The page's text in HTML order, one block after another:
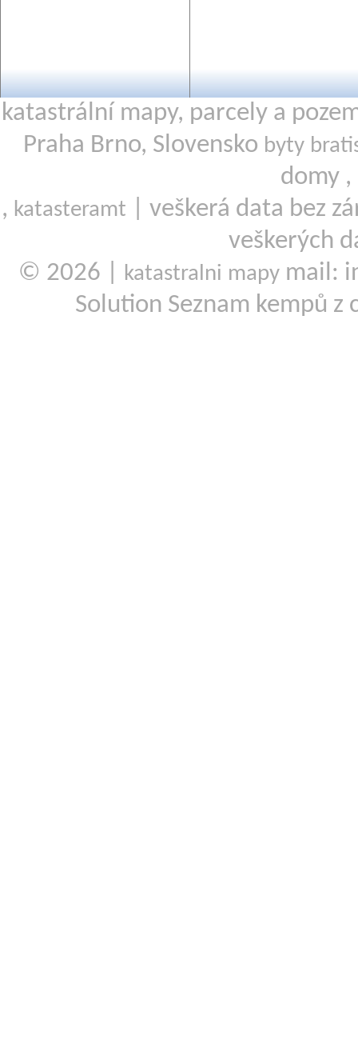
katastrální mapy, parcely a
Praha Brno, Slovensko byty
domy ,
, katasteramt
| veškerá data bez
veškerých
© 2026 |
katastralni mapy mail:
Solution Seznam kempů z